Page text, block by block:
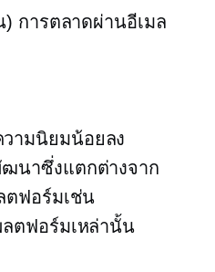
การตลาดผ่านอีเมล
ามนิยมน้อยลง
นาซึ่งแตกต่างจาก
ตฟอร์มเช่น
ตฟอร์มเหล่านั้น